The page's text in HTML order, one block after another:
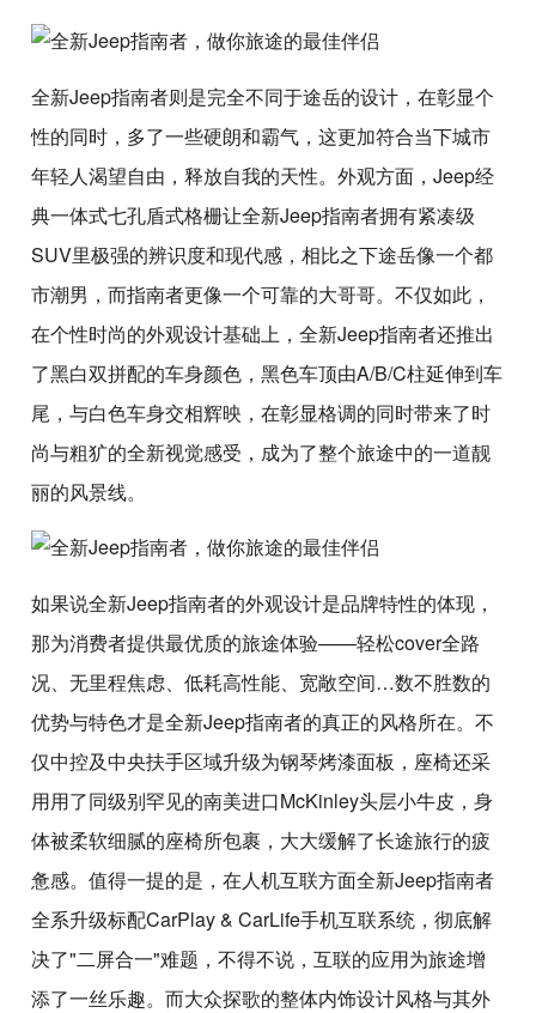
全新Jeep指南者则是完全不同于途岳的设计，在彰显个
性的同时，多了一些硬朗和霸气，这更加符合当下城市
年轻人渴望自由，释放自我的天性。外观方面，Jeep经
典一体式七孔盾式格栅让全新Jeep指南者拥有紧凑级
SUV里极强的辨识度和现代感，相比之下途岳像一个都
市潮男，而指南者更像一个可靠的大哥哥。不仅如此，
在个性时尚的外观设计基础上，全新Jeep指南者还推出
了黑白双拼配的车身颜色，黑色车顶由A/B/C柱延伸到车
尾，与白色车身交相辉映，在彰显格调的同时带来了时
尚与粗犷的全新视觉感受，成为了整个旅途中的一道靓
丽的风景线。
如果说全新Jeep指南者的外观设计是品牌特性的体现，
那为消费者提供最优质的旅途体验——轻松cover全路
况、无里程焦虑、低耗高性能、宽敞空间…数不胜数的
优势与特色才是全新Jeep指南者的真正的风格所在。不
仅中控及中央扶手区域升级为钢琴烤漆面板，座椅还采
用用了同级别罕见的南美进口McKinley头层小牛皮，身
体被柔软细腻的座椅所包裹，大大缓解了长途旅行的疲
惫感。值得一提的是，在人机互联方面全新Jeep指南者
全系升级标配CarPlay & CarLife手机互联系统，彻底解
决了"二屏合一"难题，不得不说，互联的应用为旅途增
添了一丝乐趣。而大众探歌的整体内饰设计风格与其外